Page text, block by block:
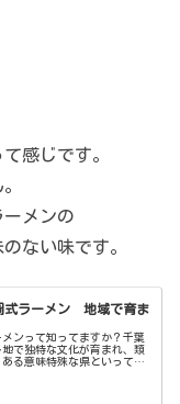
感じです。
メンの
ない味です。
式ラーメン 地域で育ま
ンって知ってますか？千葉
で独特な文化が育まれ、類
る意味特殊な県といっても
理があ...